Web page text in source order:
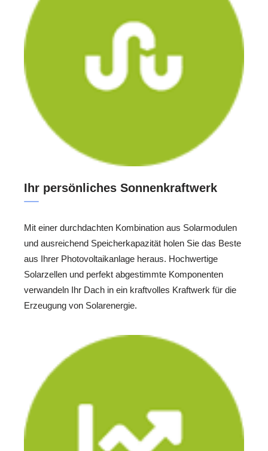
Ihr persönliches Sonnenkraftwerk
Mit einer durchdachten Kombination aus Solarmodulen
und ausreichend Speicherkapazität holen Sie das Beste
aus Ihrer Photovoltaikanlage heraus. Hochwertige
Solarzellen und perfekt abgestimmte Komponenten
verwandeln Ihr Dach in ein kraftvolles Kraftwerk für die
Erzeugung von Solarenergie.